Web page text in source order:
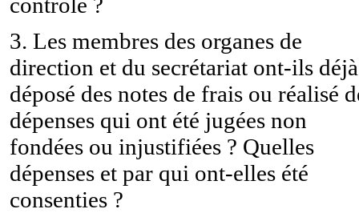
3. Les membres des organes de
direction et du secrétariat ont-ils déjà
déposé des notes de frais ou réalisé
dépenses qui ont été jugées non
fondées ou injustifiées ? Quelles
dépenses et par qui ont-elles été
consenties ?